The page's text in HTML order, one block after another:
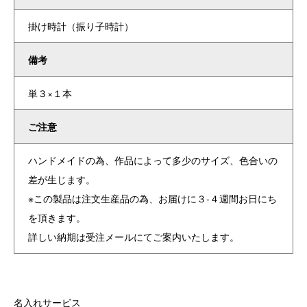
掛け時計（振り子時計）
備考
単３×１本
ご注意
ハンドメイドの為、作品によって多少のサイズ、色合いの
差が生じます。
※この製品は注文生産品の為、お届けに３-４週間お日にち
を頂きます。
詳しい納期は受注メールにてご案内いたします。
名入れサービス